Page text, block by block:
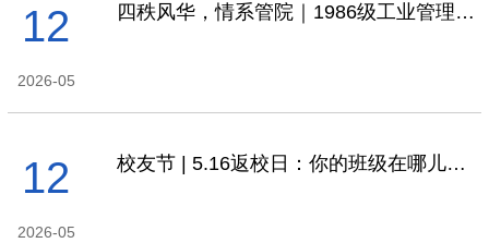
12
2026-05
四秩风华，情系管院｜1986级工业管理工程研究生入学40周年重聚紫金港
12
2026-05
校友节 | 5.16返校日：你的班级在哪儿聚？入校信息怎么查？看这里！